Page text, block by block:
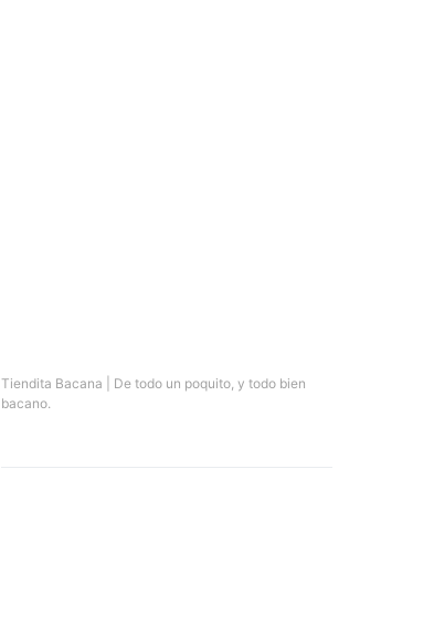
Tiendita Bacana | De todo un poquito, y todo bien
bacano.